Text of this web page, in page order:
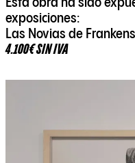
Esta obra ha sido
exposiciones:
Las Novias de
4.100€ SIN IVA